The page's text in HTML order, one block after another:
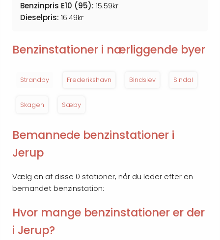
Benzinpris E10 (95): 15.59kr
Dieselpris: 16.49kr
Benzinstationer i nærliggende byer
Strandby Frederikshavn Bindslev Sindal
Skagen Sæby
Bemannede benzinstationer i
Jerup
Vælg en af disse 0 stationer, når du leder efter en
bemandet benzinstation:
Hvor mange benzinstationer er der
i Jerup?